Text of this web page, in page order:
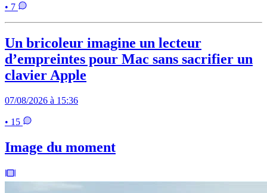
• 7
Un bricoleur imagine un lecteur
d’empreintes pour Mac sans sacrifier un
clavier Apple
07/08/2026 à 15:36
• 15
Image du moment